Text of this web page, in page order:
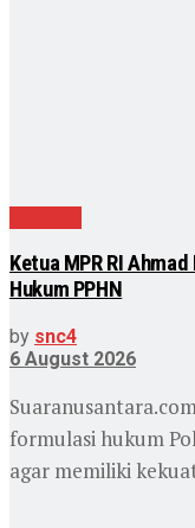
Ketua MPR RI
Hukum PPHN
by snc4
6 August 2026
formulasi hukum
agar memiliki